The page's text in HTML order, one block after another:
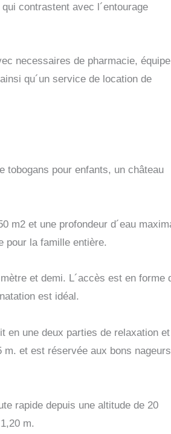
contrastent avec l´entourage
necessaires de pharmacie, équipe
qu´un service de location de
tobogans pour enfants, un château
m2 et une profondeur d´eau
pour la famille entière.
et demi. L´accès est en forme
est idéal.
en une deux parties de relaxation et
m. et est réservée aux bons
rapide depuis une altitude de 20
m.